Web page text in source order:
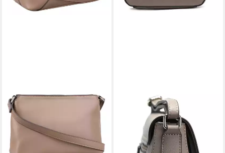
GERRY WEBER
Schultertasche Shoulderbag
SHZ
28,00 €
UVP69,99 €
-60%
GERRY WEBER BAGS
Umhängetasche Gerry Weber
SIMPLE BUSINESS
ShoulderBag xshf vegan
23x14x8